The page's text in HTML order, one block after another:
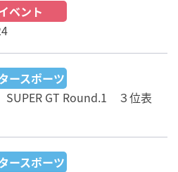
ベント
ースポーツ
GT Round.1 ３位表
ースポーツ